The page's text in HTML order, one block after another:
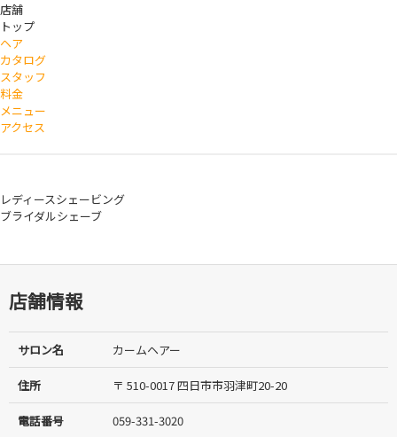
店舗
トップ
ヘア
カタログ
スタッフ
料金
メニュー
アクセス
レディースシェービング
ブライダルシェーブ
店舗情報
サロン名 カームヘアー
住所 〒 510-0017 四日市市羽津町20-20
電話番号 059-331-3020